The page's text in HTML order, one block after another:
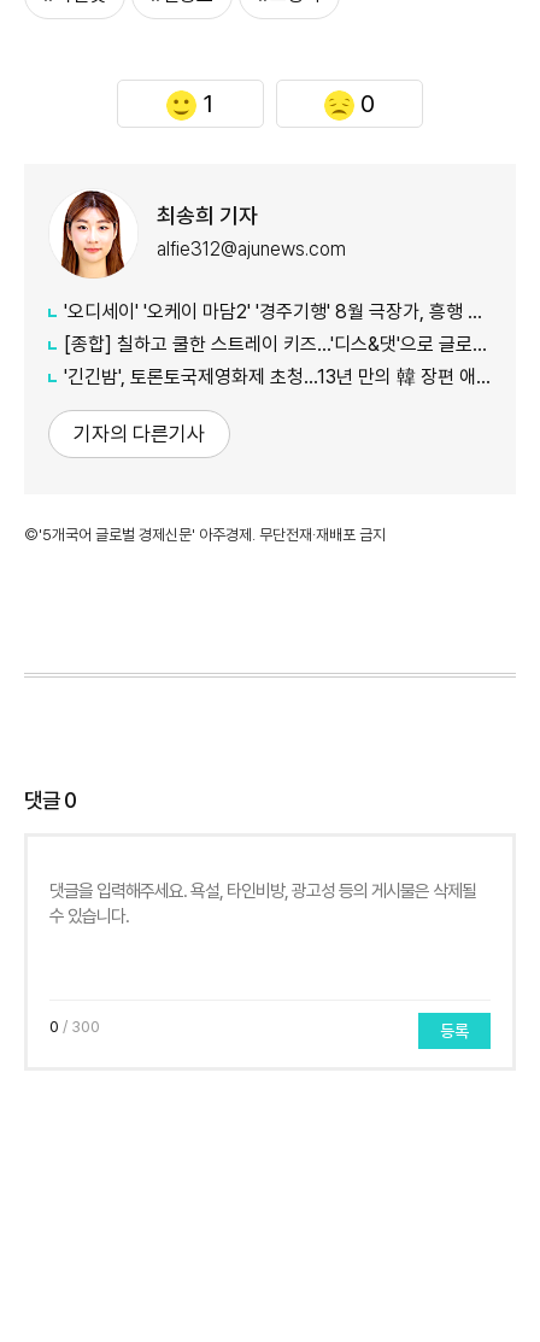
1 0
최송희 기자
alfie312@ajunews.com
'오디세이' '오케이 마담2' '경주기행' 8월 극장가, 흥행 바통 이어갈 신작은
[종합] 칠하고 쿨한 스트레이 키즈…'디스&댓'으로 글로벌 질주
'긴긴밤', 토론토국제영화제 초청…13년 만의 韓 장편 애니
기자의 다른기사
©'5개국어 글로벌 경제신문' 아주경제. 무단전재·재배포 금지
댓글0
0 / 300 등록